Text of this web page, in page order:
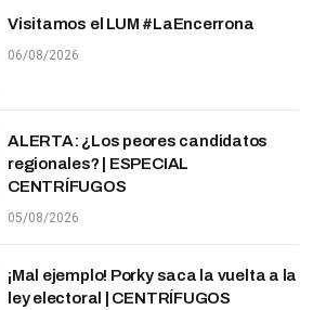
Visitamos el LUM #LaEncerrona
06/08/2026
ALERTA: ¿Los peores candidatos
regionales? | ESPECIAL
CENTRÍFUGOS
05/08/2026
¡Mal ejemplo! Porky saca la vuelta a la
ley electoral | CENTRÍFUGOS